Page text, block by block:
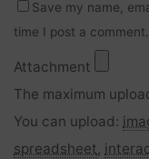
Save my name,
time I post a comment.
Attachment
The maximum
You can upload:
spreadsheet,